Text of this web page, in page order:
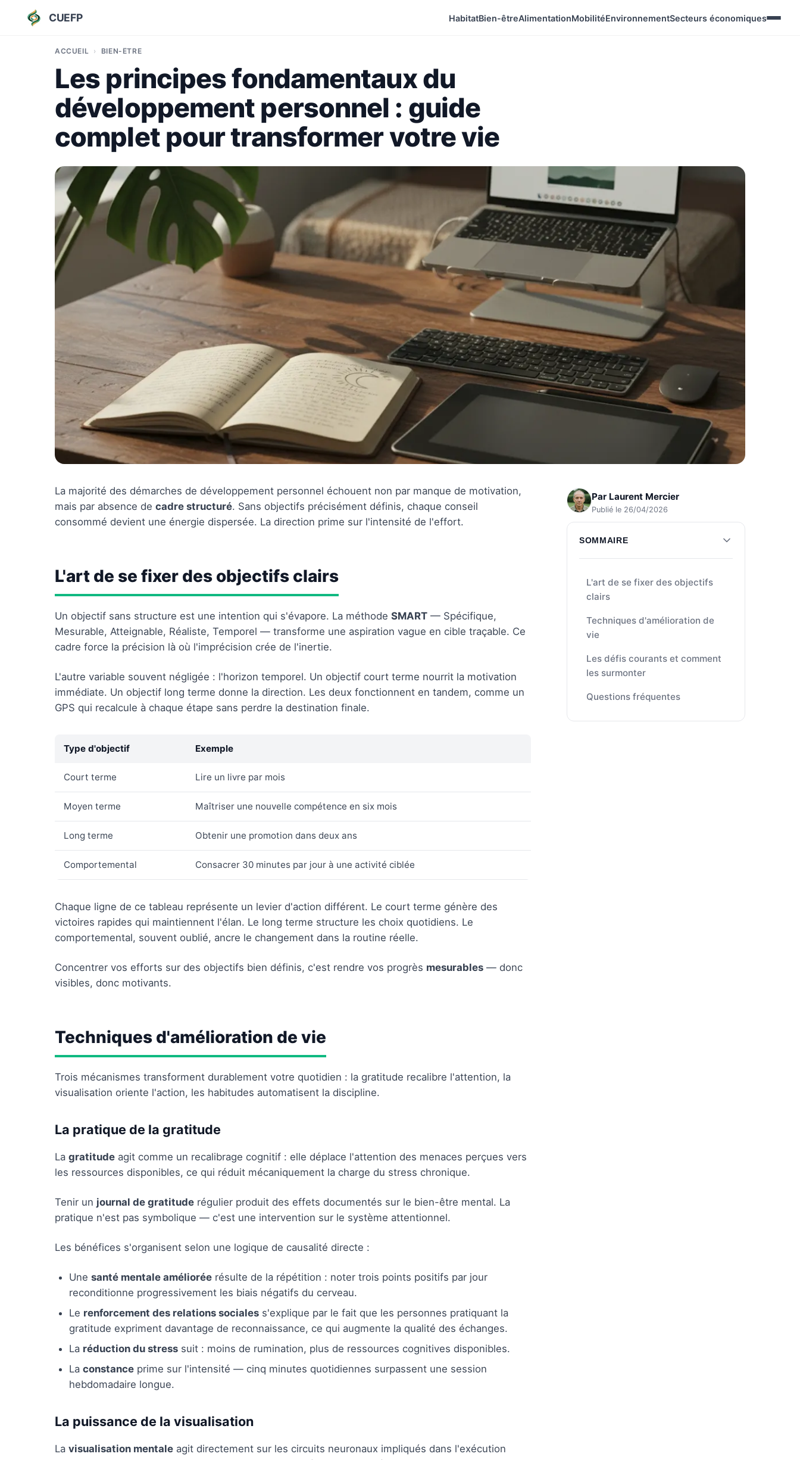
CUEFP HabitatBien-êtreAlimentationMobilitéEnvironnementSecteurs économiques
ACCUEIL BIEN-ÊTRE
Les principes fondamentaux du
développement personnel : guide
complet pour transformer votre vie
Par Laurent Mercier
Publié le 26/04/2026
SOMMAIRE
L'art de se fixer des objectifs
clairs
Techniques d'amélioration de
vie
Les défis courants et comment
les surmonter
Questions fréquentes
La majorité des démarches de développement personnel échouent non par manque de motivation,
mais par absence de cadre structuré. Sans objectifs précisément définis, chaque conseil
consommé devient une énergie dispersée. La direction prime sur l'intensité de l'effort.
L'art de se fixer des objectifs clairs
Un objectif sans structure est une intention qui s'évapore. La méthode SMART — Spécifique,
Mesurable, Atteignable, Réaliste, Temporel — transforme une aspiration vague en cible traçable. Ce
cadre force la précision là où l'imprécision crée de l'inertie.
L'autre variable souvent négligée : l'horizon temporel. Un objectif court terme nourrit la motivation
immédiate. Un objectif long terme donne la direction. Les deux fonctionnent en tandem, comme un
GPS qui recalcule à chaque étape sans perdre la destination finale.
Type d'objectif Exemple
Court terme Lire un livre par mois
Moyen terme Maîtriser une nouvelle compétence en six mois
Long terme Obtenir une promotion dans deux ans
Comportemental Consacrer 30 minutes par jour à une activité ciblée
Chaque ligne de ce tableau représente un levier d'action différent. Le court terme génère des
victoires rapides qui maintiennent l'élan. Le long terme structure les choix quotidiens. Le
comportemental, souvent oublié, ancre le changement dans la routine réelle.
Concentrer vos efforts sur des objectifs bien définis, c'est rendre vos progrès mesurables — donc
visibles, donc motivants.
Techniques d'amélioration de vie
Trois mécanismes transforment durablement votre quotidien : la gratitude recalibre l'attention, la
visualisation oriente l'action, les habitudes automatisent la discipline.
La pratique de la gratitude
La gratitude agit comme un recalibrage cognitif : elle déplace l'attention des menaces perçues vers
les ressources disponibles, ce qui réduit mécaniquement la charge du stress chronique.
Tenir un journal de gratitude régulier produit des effets documentés sur le bien-être mental. La
pratique n'est pas symbolique — c'est une intervention sur le système attentionnel.
Les bénéfices s'organisent selon une logique de causalité directe :
Une santé mentale améliorée résulte de la répétition : noter trois points positifs par jour
reconditionne progressivement les biais négatifs du cerveau.
Le renforcement des relations sociales s'explique par le fait que les personnes pratiquant la
gratitude expriment davantage de reconnaissance, ce qui augmente la qualité des échanges.
La réduction du stress suit : moins de rumination, plus de ressources cognitives disponibles.
La constance prime sur l'intensité — cinq minutes quotidiennes surpassent une session
hebdomadaire longue.
La puissance de la visualisation
La visualisation mentale agit directement sur les circuits neuronaux impliqués dans l'exécution